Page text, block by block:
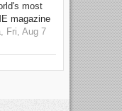
most
magazine
Fri, Aug 7